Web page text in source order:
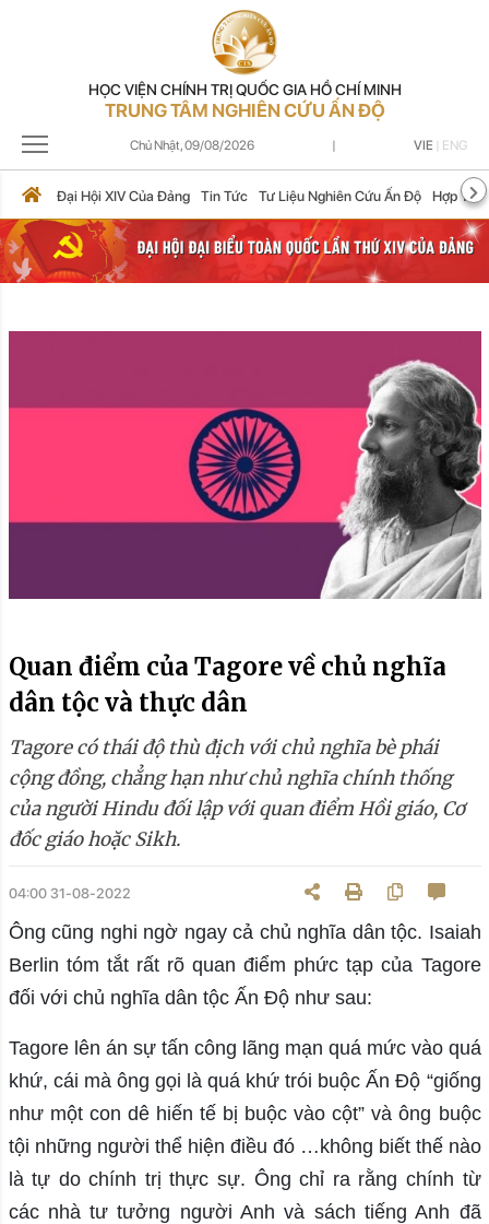
HỌC VIỆN CHÍNH TRỊ QUỐC GIA HỒ CHÍ MINH
TRUNG TÂM NGHIÊN CỨU ẤN ĐỘ
Chủ Nhật,09/08/2026 | VIE ENG
Đại Hội XIV Của Đảng Tin Tức Tư Liệu Nghiên Cứu Ấn Độ Hợp Tác
Quan điểm của Tagore về chủ nghĩa
dân tộc và thực dân
Tagore có thái độ thù địch với chủ nghĩa bè phái
cộng đồng, chẳng hạn như chủ nghĩa chính thống
của người Hindu đối lập với quan điểm Hồi giáo, Cơ
đốc giáo hoặc Sikh.
04:00 31-08-2022
Ông cũng nghi ngờ ngay cả chủ nghĩa dân tộc. Isaiah
Berlin tóm tắt rất rõ quan điểm phức tạp của Tagore
đối với chủ nghĩa dân tộc Ấn Độ như sau:
Tagore lên án sự tấn công lãng mạn quá mức vào quá
khứ, cái mà ông gọi là quá khứ trói buộc Ấn Độ “giống
như một con dê hiến tế bị buộc vào cột” và ông buộc
tội những người thể hiện điều đó …không biết thế nào
là tự do chính trị thực sự. Ông chỉ ra rằng chính từ
các nhà tư tưởng người Anh và sách tiếng Anh đã